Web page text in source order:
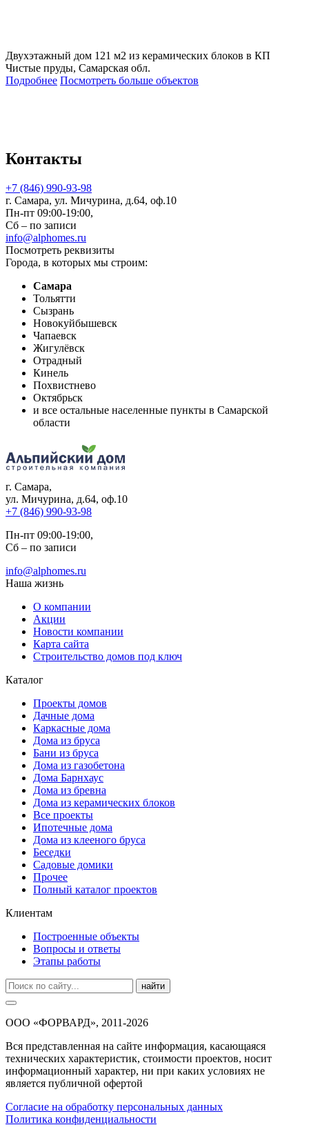
Двухэтажный дом 121 м2 из керамических блоков в КП
Чистые пруды, Самарская обл.
Подробнее Посмотреть больше объектов
Контакты
+7 (846) 990-93-98
г. Самара, ул. Мичурина, д.64, оф.10
Пн-пт 09:00-19:00,
Сб – по записи
info@alphomes.ru
Посмотреть реквизиты
Города, в которых мы строим:
Самара
Тольятти
Сызрань
Новокуйбышевск
Чапаевск
Жигулёвск
Отрадный
Кинель
Похвистнево
Октябрьск
и все остальные населенные пункты в Самарской
области
г. Самара,
ул. Мичурина, д.64, оф.10
+7 (846) 990-93-98
Пн-пт 09:00-19:00,
Сб – по записи
info@alphomes.ru
Наша жизнь
О компании
Акции
Новости компании
Карта сайта
Строительство домов под ключ
Каталог
Проекты домов
Дачные дома
Каркасные дома
Дома из бруса
Бани из бруса
Дома из газобетона
Дома Барнхаус
Дома из бревна
Дома из керамических блоков
Все проекты
Ипотечные дома
Дома из клееного бруса
Беседки
Садовые домики
Прочее
Полный каталог проектов
Клиентам
Построенные объекты
Вопросы и ответы
Этапы работы
найти
ООО «ФОРВАРД», 2011-2026
Вся представленная на сайте информация, касающаяся
технических характеристик, стоимости проектов, носит
информационный характер, ни при каких условиях не
является публичной офертой
Согласие на обработку персональных данных
Политика конфиденциальности